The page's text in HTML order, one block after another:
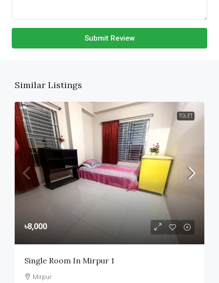
Submit Review
Similar Listings
TOLET
৳8,000
Single Room In Mirpur 1
Mirpur